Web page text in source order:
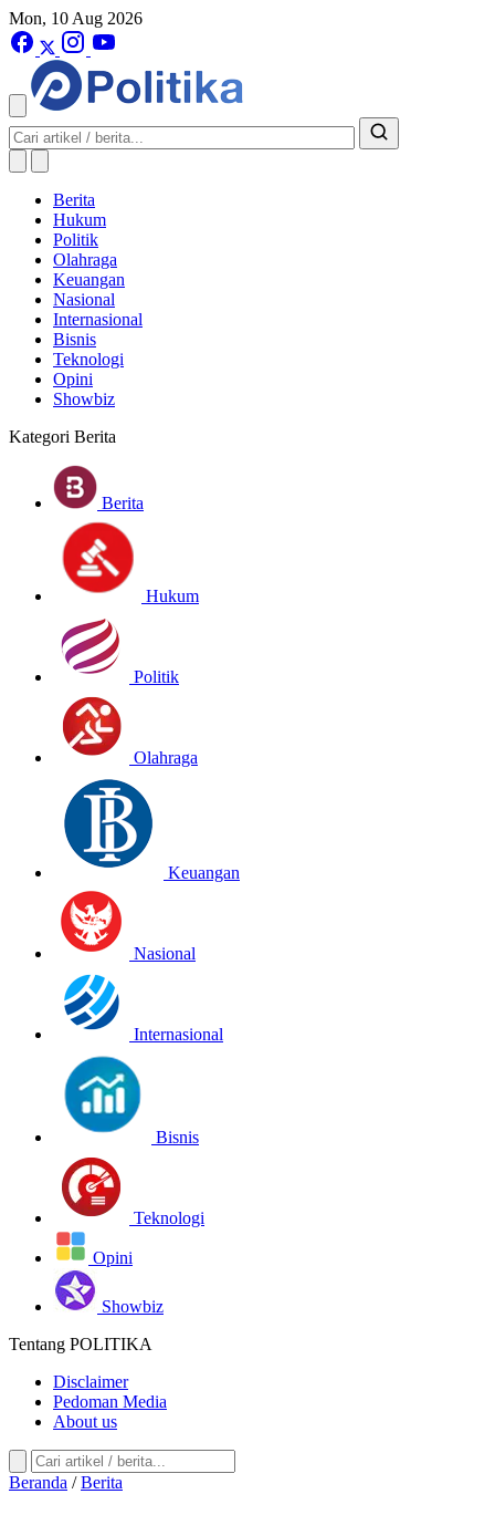
Mon, 10 Aug 2026
Berita
Hukum
Politik
Olahraga
Keuangan
Nasional
Internasional
Bisnis
Teknologi
Opini
Showbiz
Kategori Berita
Berita
Hukum
Politik
Olahraga
Keuangan
Nasional
Internasional
Bisnis
Teknologi
Opini
Showbiz
Tentang POLITIKA
Disclaimer
Pedoman Media
About us
Beranda / Berita